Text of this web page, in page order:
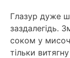
Глазур дуже
заздалегідь.
соком у
тільки